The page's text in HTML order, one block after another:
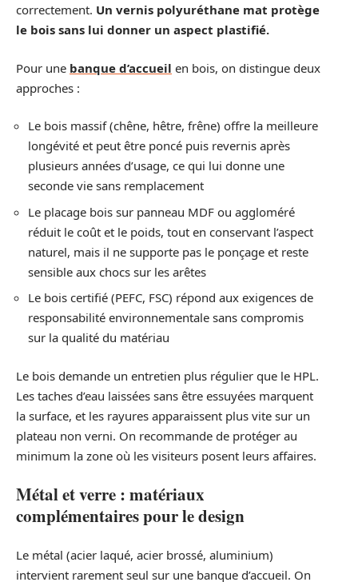
correctement. Un vernis polyuréthane mat protège
le bois sans lui donner un aspect plastifié.
Pour une banque d’accueil en bois, on distingue deux
approches :
Le bois massif (chêne, hêtre, frêne) offre la meilleure
longévité et peut être poncé puis revernis après
plusieurs années d’usage, ce qui lui donne une
seconde vie sans remplacement
Le placage bois sur panneau MDF ou aggloméré
réduit le coût et le poids, tout en conservant l’aspect
naturel, mais il ne supporte pas le ponçage et reste
sensible aux chocs sur les arêtes
Le bois certifié (PEFC, FSC) répond aux exigences de
responsabilité environnementale sans compromis
sur la qualité du matériau
Le bois demande un entretien plus régulier que le HPL.
Les taches d’eau laissées sans être essuyées marquent
la surface, et les rayures apparaissent plus vite sur un
plateau non verni. On recommande de protéger au
minimum la zone où les visiteurs posent leurs affaires.
Métal et verre : matériaux
complémentaires pour le design
Le métal (acier laqué, acier brossé, aluminium)
intervient rarement seul sur une banque d’accueil. On